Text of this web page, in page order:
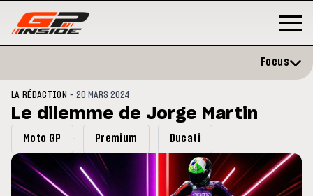
Focus
LA RÉDACTION -20 MARS 2024
Le dilemme de Jorge Martin
Moto GP Premium Ducati